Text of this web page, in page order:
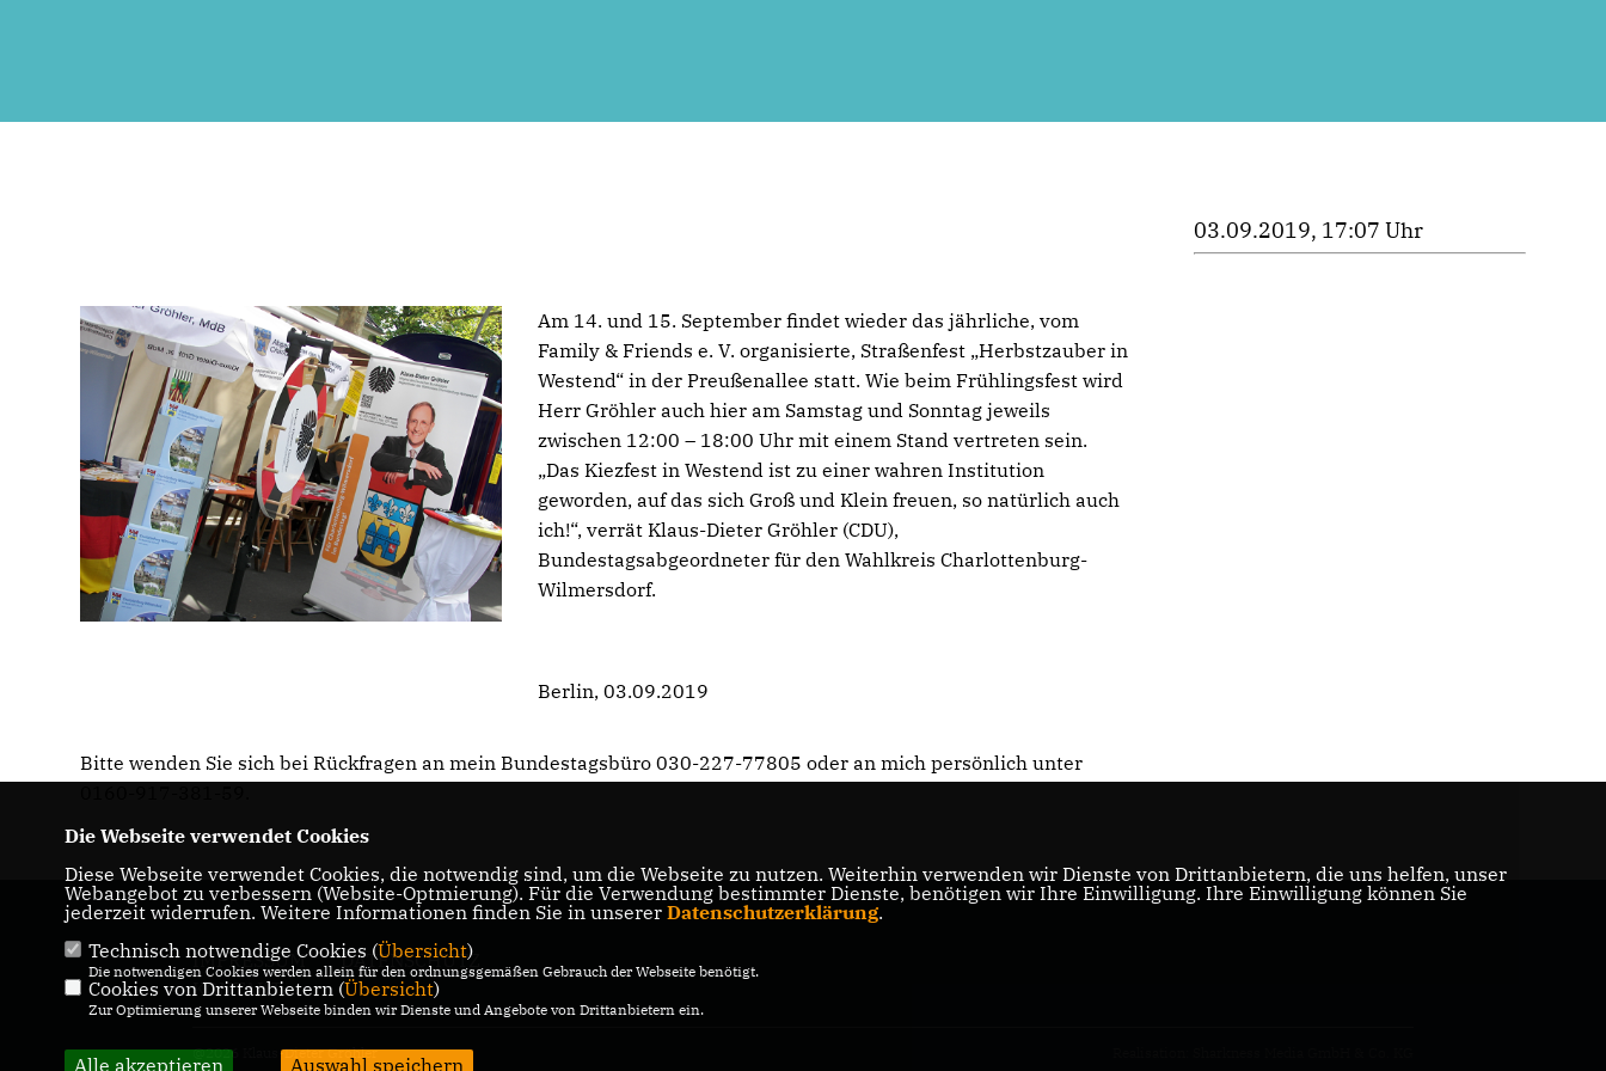
Am 14. und 15. September findet wieder das jährliche, vom
Family & Friends e. V. organisierte, Straßenfest „Herbstzauber in
Westend“ in der Preußenallee statt. Wie beim Frühlingsfest wird
Herr Gröhler auch hier am Samstag und Sonntag jeweils
zwischen 12:00 – 18:00 Uhr mit einem Stand vertreten sein.
Das Kiezfest in Westend ist zu einer wahren Institution
geworden, auf das sich Groß und Klein freuen, so natürlich auch
ich!“, verrät Klaus-Dieter Gröhler (CDU),
Bundestagsabgeordneter für den Wahlkreis Charlottenburg-
Wilmersdorf.
Berlin, 03.09.2019
Bitte wenden Sie sich bei Rückfragen an mein Bundestagsbüro 030-227-77805 oder an mich persönlich unter
03.09.2019, 17:07 Uhr
IMPRESSUM
DATENSCHUTZ
KONTAKT
@2026 Klaus-Dieter Gröhler
Die Webseite verwendet Cookies
Diese Webseite verwendet Cookies, die notwendig sind, um die Webseite zu nutzen. Weiterhin verwenden wir Dienste von Drittanbietern, die uns helfen, unser
Webangebot zu verbessern (Website-Optmierung). Für die Verwendung bestimmter Dienste, benötigen wir Ihre Einwilligung. Ihre Einwilligung können Sie
jederzeit widerrufen. Weitere Informationen finden Sie in unserer Datenschutzerklärung.
Technisch notwendige Cookies (Übersicht)
Die notwendigen Cookies werden allein für den ordnungsgemäßen Gebrauch der Webseite benötigt.
Cookies von Drittanbietern (Übersicht)
Zur Optimierung unserer Webseite binden wir Dienste und Angebote von Drittanbietern ein.
Alle akzeptieren Auswahl speichern